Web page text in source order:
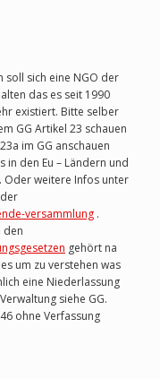
soll sich eine NGO der
das es seit 1990
existiert. Bitte selber
GG Artikel 23 schauen
im GG anschauen
in den Eu – Ländern und
Oder weitere Infos unter
versammlung .
den
gehört na
um zu verstehen was
eine Niederlassung
siehe GG.
ohne Verfassung